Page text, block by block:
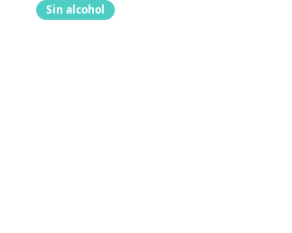
Sin alcohol